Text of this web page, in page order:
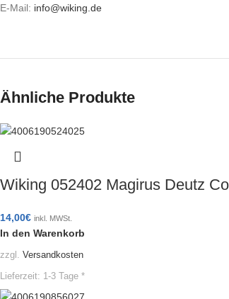
E-Mail: info@wiking.de
Ähnliche Produkte
Wiking 052402 Magirus Deutz
14,00€ inkl. MWSt.
In den Warenkorb
zzgl. Versandkosten
Lieferzeit: 1-3 Tage *